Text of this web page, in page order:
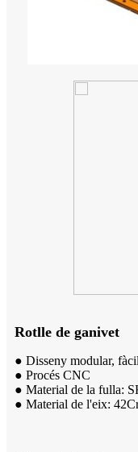
Rotlle de ganivet
● Disseny modular,
● Procés CNC
● Material de la fulla:
● Material de l'eix: